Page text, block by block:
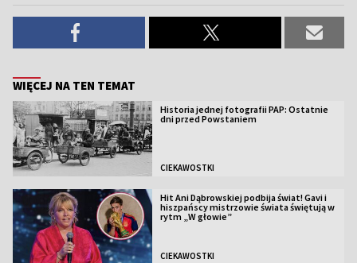
WIĘCEJ NA TEN TEMAT
Historia jednej fotografii PAP: Ostatnie
dni przed Powstaniem
CIEKAWOSTKI
Hit Ani Dąbrowskiej podbija świat! Gavi i
hiszpańscy mistrzowie świata świętują w
rytm „W głowie”
CIEKAWOSTKI